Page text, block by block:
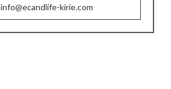
info@ecandlife-kirie.com